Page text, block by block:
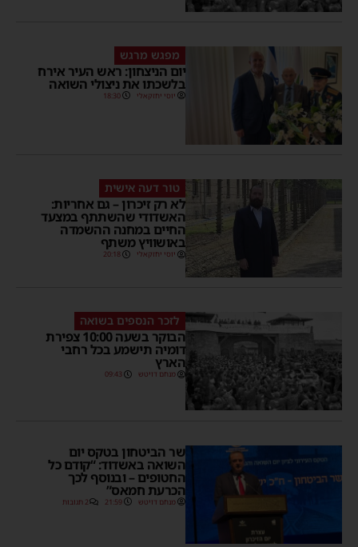
מפגש מרגש
יום הניצחון: ראש העיר אירח
בלשכתו את ניצולי השואה
יוסי יחזקאלי 18:30
טור דעה אישית
לא רק זיכרון – גם אחריות:
האשדודי שהשתתף במצעד
החיים במחנה ההשמדה
באושוויץ משתף
יוסי יחזקאלי 20:18
לזכר הנספים בשואה
הבוקר בשעה 10:00 צפירת
דומיה תישמע בכל רחבי
הארץ
מנחם דויטש 09:43
שר הביטחון בטקס יום
השואה באשדוד: “קודם כל
החטופים – ובנוסף לכך
הכרעת חמאס”
מנחם דויטש 21:59 2 תגובות